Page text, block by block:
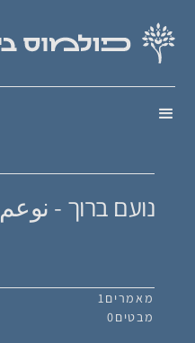
נועם ברוך -
מאמרים1
מבטים0